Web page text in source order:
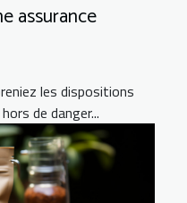
assurance
les dispositions
de danger...